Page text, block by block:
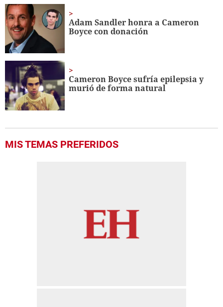
Adam Sandler honra a Cameron
Boyce con donación
Cameron Boyce sufría epilepsia y
murió de forma natural
MIS TEMAS PREFERIDOS